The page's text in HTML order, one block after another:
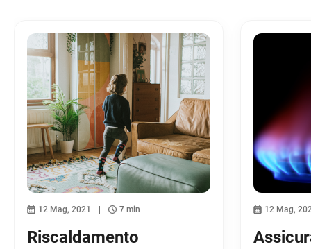
12 Mag, 2021 7 min
Riscaldamento
12 Mag,